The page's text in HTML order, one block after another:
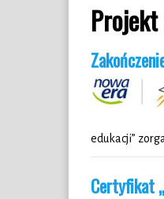
Projekt
edukacji”
Certyfikat